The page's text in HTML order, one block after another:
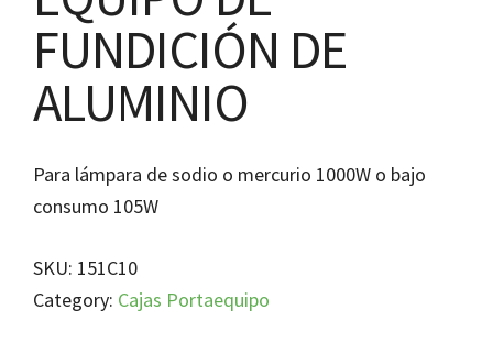
FUNDICIÓN DE
ALUMINIO
Para lámpara de sodio o mercurio 1000W o bajo
consumo 105W
SKU: 151C10
Category: Cajas Portaequipo